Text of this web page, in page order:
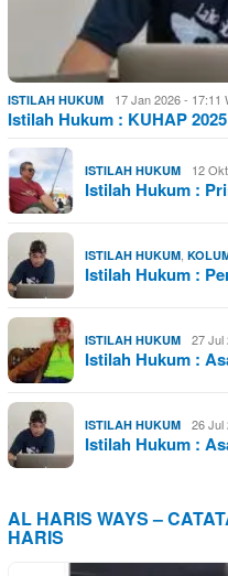
ISTILAH HUKUM 17 Jan 2026 - 17:11
Istilah Hukum : KUHAP 2025
ISTILAH HUKUM 12
Istilah Hukum :
ISTILAH HUKUM,
Istilah Hukum :
ISTILAH HUKUM 27 Jul
Istilah Hukum :
ISTILAH HUKUM 26 Jul
Istilah Hukum :
AL HARIS WAYS –
HARIS